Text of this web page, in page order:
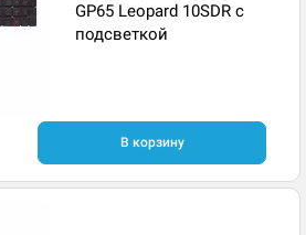
GP65 Leopard 10SDR с
подсветкой
В корзину